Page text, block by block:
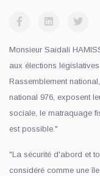
Monsieur Saidali
aux élections
Rassemblement
national 976, exposent
sociale, le matraquage
est possible."
"La sécurité d'abord et
considéré comme une